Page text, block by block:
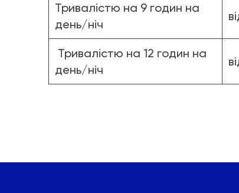
Тривалістю на 9 годин на
день/ніч
Тривалістю на 12 годин на
день/ніч